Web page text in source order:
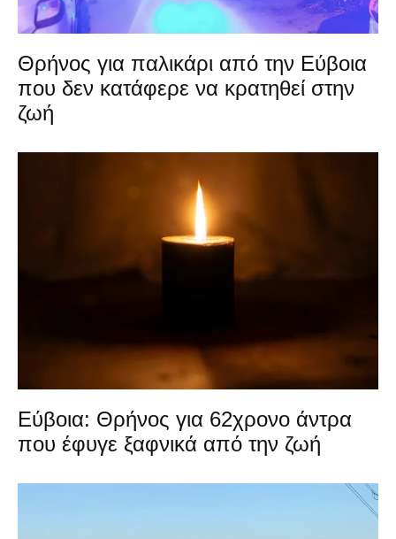
Θρήνος για παλικάρι από την Εύβοια
που δεν κατάφερε να κρατηθεί στην
ζωή
Εύβοια: Θρήνος για 62χρονο άντρα
που έφυγε ξαφνικά από την ζωή